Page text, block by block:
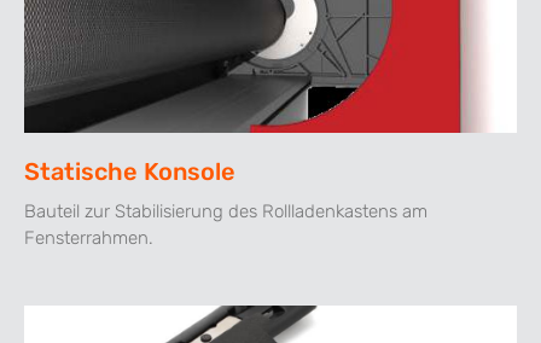
Statische Konsole
Bauteil zur Stabilisierung des Rollladenkastens am
Fensterrahmen.